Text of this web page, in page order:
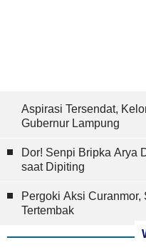
Aspirasi Tersendat,
Gubernur Lampung
Dor! Senpi Bripka Arya
saat Dipiting
Pergoki Aksi
Tertembak